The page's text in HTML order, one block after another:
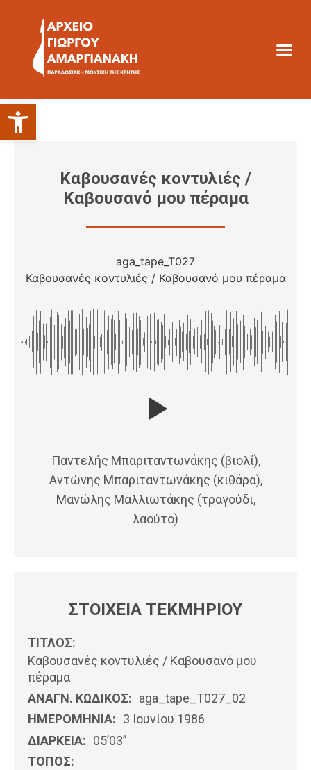
Ανοίξτε τη γραμμή εργαλείων
Καβουσανές κοντυλιές /
Καβουσανό μου πέραμα
aga_tape_T027
Καβουσανές κοντυλιές / Καβουσανό μου πέραμα
Παντελής Μπαριταντωνάκης (βιολί),
Αντώνης Μπαριταντωνάκης (κιθάρα),
Μανώλης Μαλλιωτάκης (τραγούδι,
λαούτο)
ΣΤΟΙΧΕΙΑ ΤΕΚΜΗΡΙΟΥ
ΤΙΤΛΟΣ:
Καβουσανές κοντυλιές / Καβουσανό μου
πέραμα
ΑΝΑΓΝ. ΚΩΔΙΚΟΣ: aga_tape_T027_02
ΗΜΕΡΟΜΗΝΊΑ: 3 Ιουνίου 1986
ΔΙΑΡΚΕΙΑ: 05’03”
ΤΟΠΟΣ: